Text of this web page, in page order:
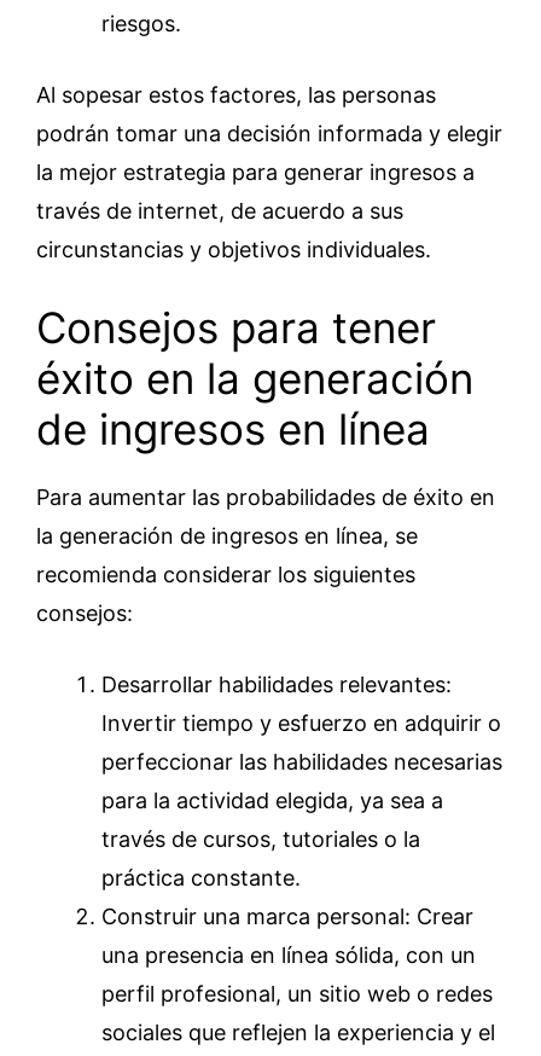
riesgos.
Al sopesar estos factores, las personas
podrán tomar una decisión informada y elegir
la mejor estrategia para generar ingresos a
través de internet, de acuerdo a sus
circunstancias y objetivos individuales.
Consejos para tener
éxito en la generación
de ingresos en línea
Para aumentar las probabilidades de éxito en
la generación de ingresos en línea, se
recomienda considerar los siguientes
consejos:
Desarrollar habilidades relevantes:
Invertir tiempo y esfuerzo en adquirir o
perfeccionar las habilidades necesarias
para la actividad elegida, ya sea a
través de cursos, tutoriales o la
práctica constante.
Construir una marca personal: Crear
una presencia en línea sólida, con un
perfil profesional, un sitio web o redes
sociales que reflejen la experiencia y el